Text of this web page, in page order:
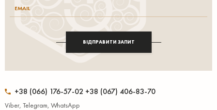
+38 (066) 176-57-02 +38 (067) 406-83-70
Viber, Telegram, WhatsApp
ВІДПРАВИТИ ЗАПИТ